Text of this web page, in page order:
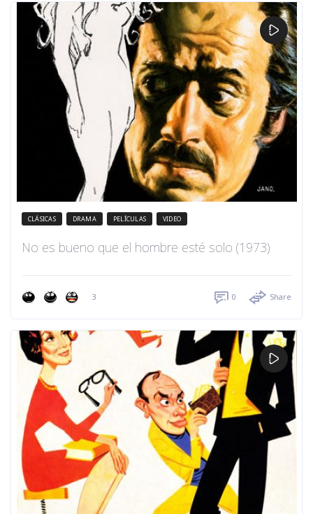
CLÁSICAS DRAMA PELÍCULAS VIDEO
No es bueno que el hombre esté solo (1973)
3 0 Share